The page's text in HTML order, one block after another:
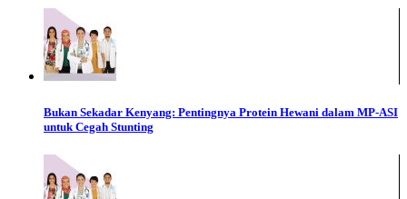
Bukan Sekadar Kenyang: Pentingnya Protein Hewani dalam MP-ASI
untuk Cegah Stunting